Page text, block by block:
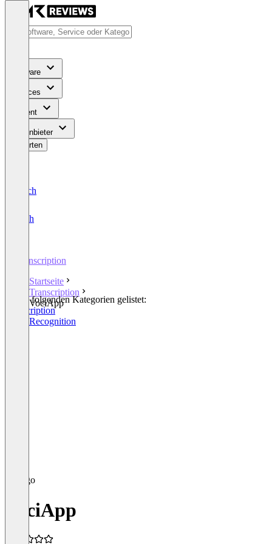
Software
Services
Content
Für Anbieter
Bewerten
Deutsch
English
Transcription
Startseite
Transcription
VociApp
In den folgenden Kategorien gelistet:
Transcription
Voice Recognition
VociApp